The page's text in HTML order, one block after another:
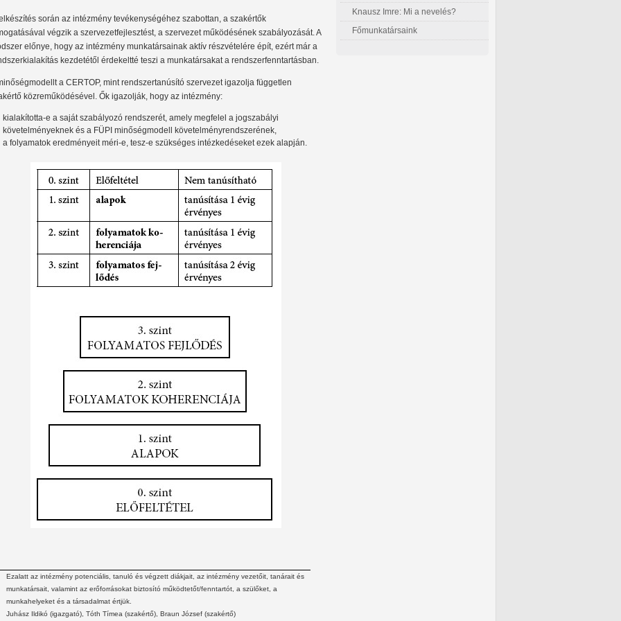
során az intézmény tevékenységéhez szabottan, a szakértők
végzik a szervezetfejlesztést, a szervezet működésének szabályozását. A
előnye, hogy az intézmény munkatársainak aktív részvételére épít, ezért már a
kezdetétől érdekeltté teszi a munkatársakat a rendszerfenntartásban.
a CERTOP, mint rendszertanúsító szervezet igazolja független
közreműködésével. Ők igazolják, hogy az intézmény:
kialakította-e a saját szabályozó rendszerét, amely megfelel a jogszabályi
követelményeknek és a FÜPI minőségmodell követelményrendszerének,
a folyamatok eredményeit méri-e, tesz-e szükséges intézkedéseket ezek alapján.
Ezalatt az intézmény potenciális, tanuló és végzett diákjait, az intézmény vezetőit, tanárait és
munkatársait, valamint az erőforrásokat biztosító működtetőt/fenntartót, a szülőket, a
munkahelyeket és a társadalmat értjük.
Juhász Ildikó (igazgató), Tóth Tímea (szakértő), Braun József (szakértő)
Knausz Imre: Mi a nevelés?
Főmunkatársaink